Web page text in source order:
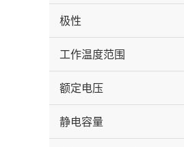
极性
工作温度范围
额定电压
静电容量